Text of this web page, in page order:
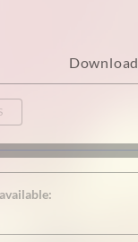
Download